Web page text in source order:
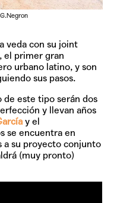
veda con su joint
el primer gran
urbano latino, y son
sus pasos.
de este tipo serán dos
y llevan años
y el
se encuentra en
a su proyecto conjunto
(muy pronto)